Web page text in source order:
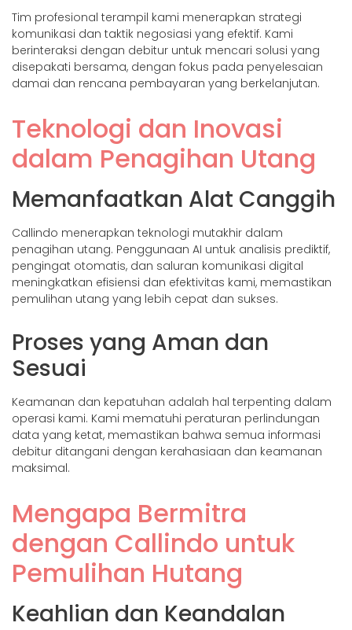
Tim profesional terampil kami menerapkan strategi
komunikasi dan taktik negosiasi yang efektif. Kami
berinteraksi dengan debitur untuk mencari solusi yang
disepakati bersama, dengan fokus pada penyelesaian
damai dan rencana pembayaran yang berkelanjutan.
Teknologi dan Inovasi
dalam Penagihan Utang
Memanfaatkan Alat Canggih
Callindo menerapkan teknologi mutakhir dalam
penagihan utang. Penggunaan AI untuk analisis prediktif,
pengingat otomatis, dan saluran komunikasi digital
meningkatkan efisiensi dan efektivitas kami, memastikan
pemulihan utang yang lebih cepat dan sukses.
Proses yang Aman dan
Sesuai
Keamanan dan kepatuhan adalah hal terpenting dalam
operasi kami. Kami mematuhi peraturan perlindungan
data yang ketat, memastikan bahwa semua informasi
debitur ditangani dengan kerahasiaan dan keamanan
maksimal.
Mengapa Bermitra
dengan Callindo untuk
Pemulihan Hutang
Keahlian dan Keandalan